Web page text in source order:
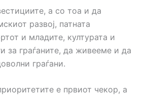
а со тоа и да
развој, патната
и младите, културата и
за граѓаните, да живееме и да
граѓани.
е првиот чекор, а